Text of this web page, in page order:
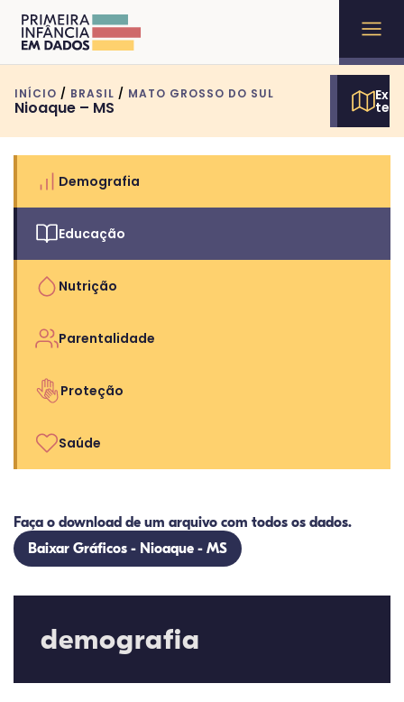
INÍCIO / BRASIL / MATO GROSSO DO SUL
Nioaque – MS
Demografia
Educação
Nutrição
Parentalidade
Proteção
Saúde
Faça o download de um arquivo com todos os dados.
Baixar Gráficos - Nioaque - MS
demografia